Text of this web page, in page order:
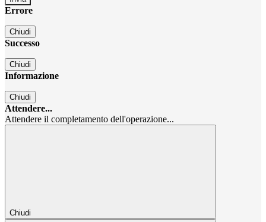
Errore
Chiudi
Successo
Chiudi
Informazione
Chiudi
Attendere...
Attendere il completamento dell'operazione...
Chiudi